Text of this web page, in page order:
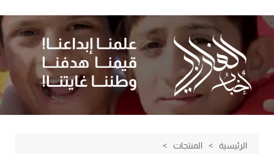
إلى
المحتوى
الرئيسية
المنتجات